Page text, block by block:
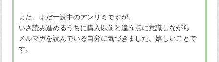
また、まだ一読中のアンリミですが、
いざ読み進めるうちに購入以前と違う点に意識しながら
メルマガを読んでいる自分に気づきました。嬉しいことで
す。